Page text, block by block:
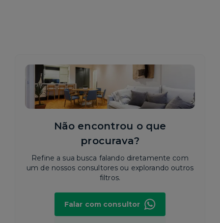
Não encontrou o que
procurava?
Refine a sua busca falando diretamente com
um de nossos consultores ou explorando outros
filtros.
Falar com consultor